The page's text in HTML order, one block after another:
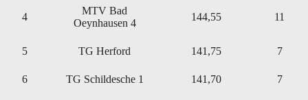
4
MTV Bad
Oeynhausen 4
144,55 11
5 TG Herford 141,75 7
6 TG Schildesche 1 141,70 7